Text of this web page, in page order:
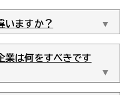
いますか？
業は何をすべきです